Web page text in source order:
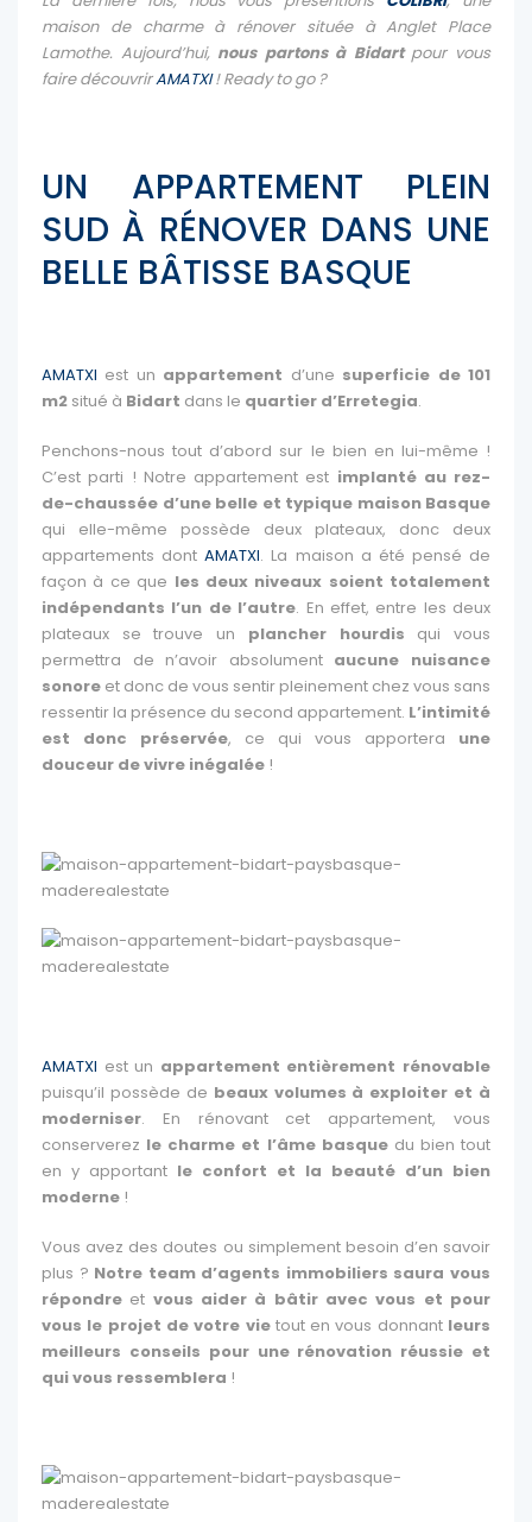
maison de charme à rénover située à Anglet Place
Lamothe. Aujourd’hui, nous partons à Bidartpour vous
faire découvrirAMATXI! Ready to go ?
UN APPARTEMENT PLEIN
SUD À RÉNOVER DANS UNE
BELLE BÂTISSE BASQUE
AMATXI est un appartement d’une superficie de 101
m2 situé à Bidart dans le quartier d’Erretegia.
Penchons-nous tout d’abord sur le bien en lui-même !
C’est parti ! Notre appartement est implanté au rez-
de-chaussée d’une belle et typique maison Basque
qui elle-même possède deux plateaux, donc deux
appartements dontAMATXI. La maison a été pensé de
façon à ce que les deux niveaux soient totalement
indépendants l’un de l’autre. En effet, entre les deux
plateaux se trouve un plancher hourdis qui vous
permettra de n’avoir absolument aucune nuisance
sonore et donc de vous sentir pleinement chez vous sans
ressentir la présence du second appartement. L’intimité
est donc préservée, ce qui vous apportera une
douceur de vivre inégalée !
AMATXI est un appartement entièrement rénovable
puisqu’il possède de beaux volumes à exploiter et à
moderniser. En rénovant cet appartement, vous
conserverez le charme et l’âme basquedu bien tout
en y apportant le confort et la beauté d’un bien
moderne !
Vous avez des doutes ou simplement besoin d’en savoir
plus ? Notre team d’agents immobiliers saura vous
répondre et vous aider à bâtir avec vous et pour
vous le projet de votre vietout en vous donnant leurs
meilleurs conseils pour une rénovation réussie et
qui vous ressemblera !